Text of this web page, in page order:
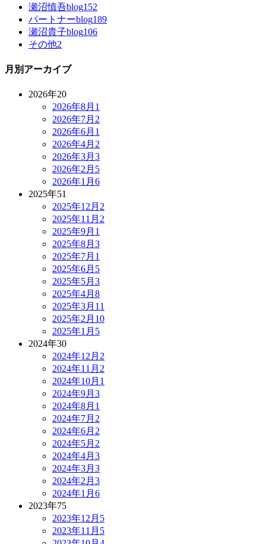
瀬沼慎吾blog152
パートナーblog189
瀬沼貴子blog106
その他2
月別アーカイブ
2026年20
2026年8月 1
2026年7月 2
2026年6月 1
2026年4月 2
2026年3月 3
2026年2月 5
2026年1月 6
2025年51
2025年12月 2
2025年11月 2
2025年9月 1
2025年8月 3
2025年7月 1
2025年6月 5
2025年5月 3
2025年4月 8
2025年3月 11
2025年2月 10
2025年1月 5
2024年30
2024年12月 2
2024年11月 2
2024年10月 1
2024年9月 3
2024年8月 1
2024年7月 2
2024年6月 2
2024年5月 2
2024年4月 3
2024年3月 3
2024年2月 3
2024年1月 6
2023年75
2023年12月 5
2023年11月 5